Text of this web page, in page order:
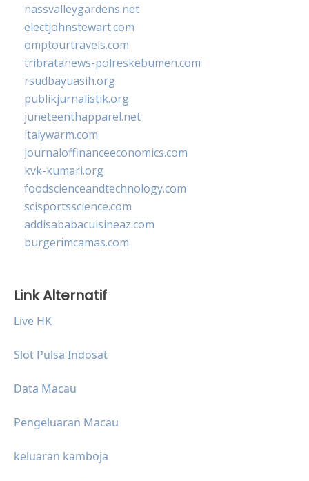
nassvalleygardens.net
electjohnstewart.com
omptourtravels.com
tribratanews-polreskebumen.com
rsudbayuasih.org
publikjurnalistik.org
juneteenthapparel.net
italywarm.com
journaloffinanceeconomics.com
kvk-kumari.org
foodscienceandtechnology.com
scisportsscience.com
addisababacuisineaz.com
burgerimcamas.com
Link Alternatif
Live HK
Slot Pulsa Indosat
Data Macau
Pengeluaran Macau
keluaran kamboja